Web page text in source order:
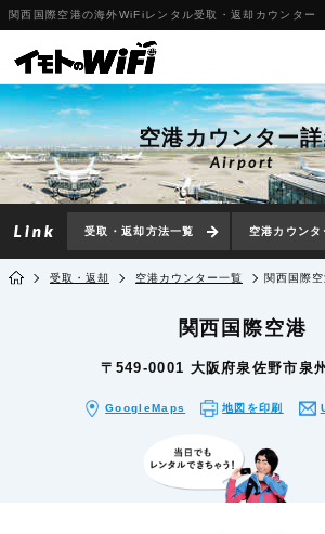
関西国際空港の海外WiFiレンタル受取・返却カウンター
空港カウンター
Airport
受取・返却方法一覧 空港カウンタ
受取・返却 空港カウンター一覧 関西国際
関西国際空港
〒549-0001 大阪府泉佐野市泉
GoogleMaps 地図を印刷